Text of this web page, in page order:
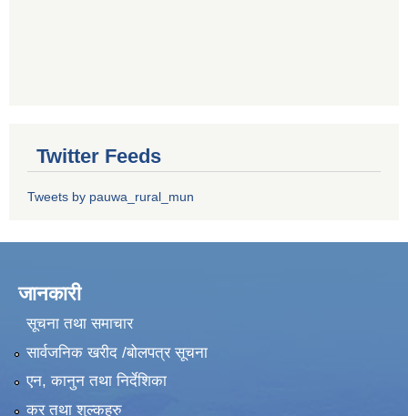
Twitter Feeds
Tweets by pauwa_rural_mun
जानकारी
सूचना तथा समाचार
सार्वजनिक खरीद /बोलपत्र सूचना
एन, कानुन तथा निर्देशिका
कर तथा शुल्कहरु